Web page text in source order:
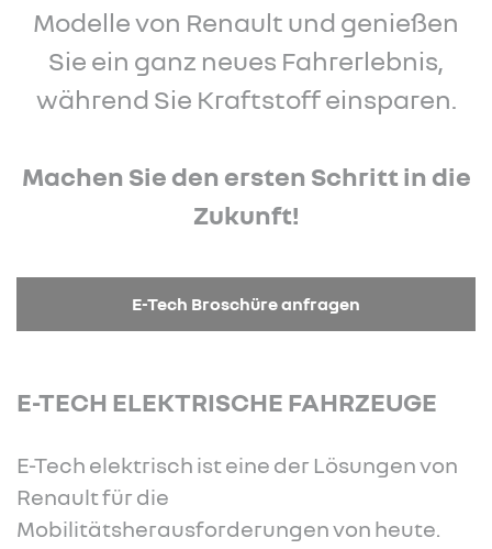
Modelle von Renault und genießen
Sie ein ganz neues Fahrerlebnis,
während Sie Kraftstoff einsparen.
Machen Sie den ersten Schritt in die
Zukunft!
E-Tech Broschüre anfragen
E-TECH ELEKTRISCHE FAHRZEUGE
E-Tech elektrisch ist eine der Lösungen von
Renault für die
Mobilitätsherausforderungen von heute.